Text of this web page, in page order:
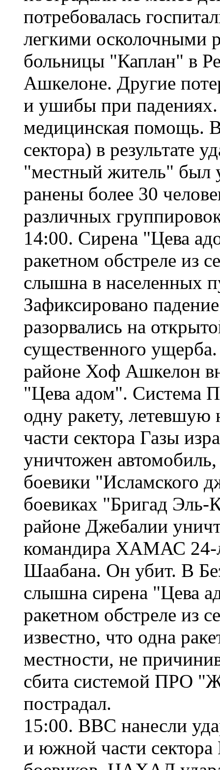
потребовалась
легкими осколочными
больницы "Каплан" в
Ашкелоне. Другие
и ушибы при падениях.
медицинская помощь.
сектора) в результате
"местный житель" был
ранены более 30
различных
14:00. Сирена "Цева
ракетном обстреле из
слышна в населенных
Зафиксировано
разорвались на
существенного
районе Хоф Ашкелон
"Цева адом". Система
одну ракету,
части сектора Газы
уничтожен
боевики "Исламского
боевиках "Бригад Эль-
районе Джебалии
командира ХАМАС 24-
Шаабана. Он убит. В
слышна сирена "Цева
ракетном обстреле из
известно, что одна
местности, не
сбита системой ПРО
пострадал.
15:00. ВВС нанесли
и южной части сектора